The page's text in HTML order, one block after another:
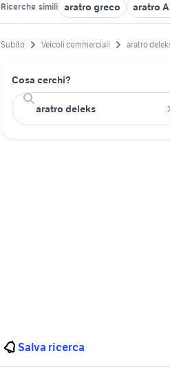
Ricerche simili aratro greco aratro
Subito Veicoli commerciali aratro
Cosa cerchi?
Salva ricerca